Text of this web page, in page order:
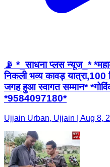
📡 *_साधना प्लस न्यूज_*
निकली भव्य कावड़
जगह हुआ स्वागत सम्मान*
*9584097180*
Ujjain Urban, Ujjain | Aug 8,